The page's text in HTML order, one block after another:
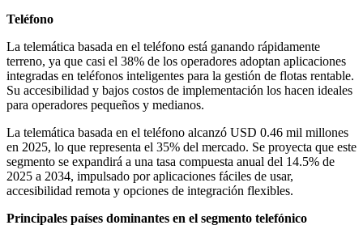
Teléfono
La telemática basada en el teléfono está ganando rápidamente
terreno, ya que casi el 38% de los operadores adoptan aplicaciones
integradas en teléfonos inteligentes para la gestión de flotas rentable.
Su accesibilidad y bajos costos de implementación los hacen ideales
para operadores pequeños y medianos.
La telemática basada en el teléfono alcanzó USD 0.46 mil millones
en 2025, lo que representa el 35% del mercado. Se proyecta que este
segmento se expandirá a una tasa compuesta anual del 14.5% de
2025 a 2034, impulsado por aplicaciones fáciles de usar,
accesibilidad remota y opciones de integración flexibles.
Principales países dominantes en el segmento telefónico